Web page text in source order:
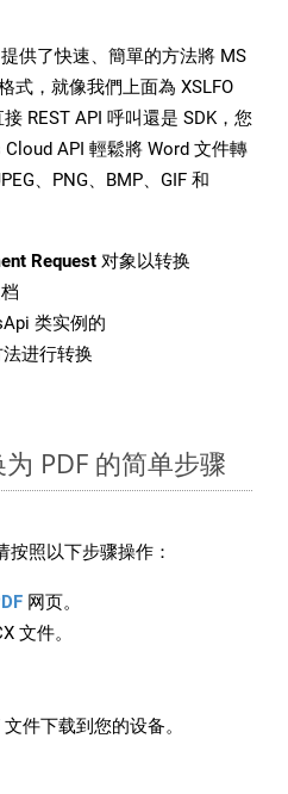
供了快速、簡單的方法將 MS
式，就像我們上面為 XSLFO
REST API 呼叫還是 SDK，您
API 輕鬆將 Word 文件轉
、PNG、BMP、GIF 和
Request 对象以转换
类实例的
进行转换
PDF 的简单步骤
按照以下步骤操作：
网页。
文件。
件下载到您的设备。